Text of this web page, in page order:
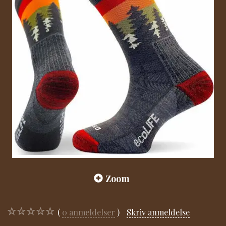
Zoom
0 anmeldelser Skriv anmeldelse